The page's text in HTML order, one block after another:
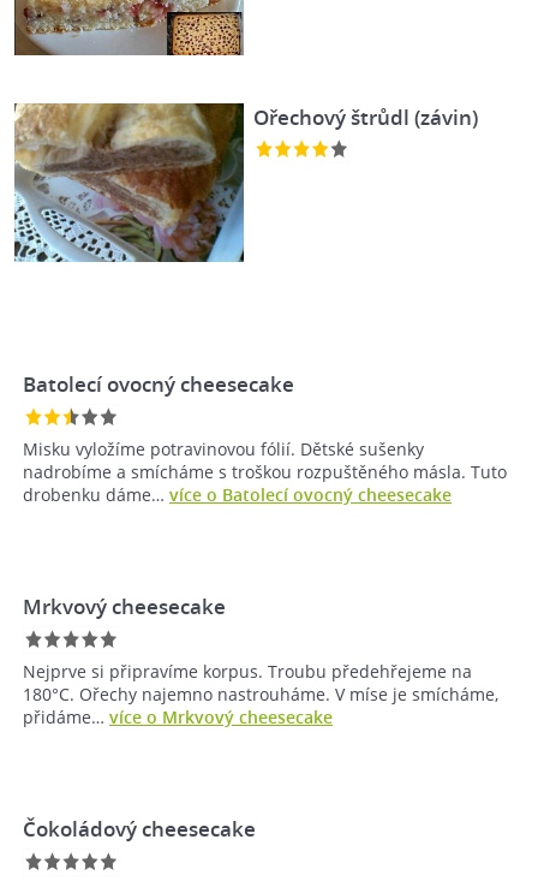
Ořechový štrůdl (závin)
Batolecí ovocný cheesecake
Misku vyložíme potravinovou fólií. Dětské sušenky
nadrobíme a smícháme s troškou rozpuštěného másla. Tuto
drobenku dáme… více o Batolecí ovocný cheesecake
Mrkvový cheesecake
Nejprve si připravíme korpus. Troubu předehřejeme na
180°C. Ořechy najemno nastrouháme. V míse je smícháme,
přidáme… více o Mrkvový cheesecake
Čokoládový cheesecake